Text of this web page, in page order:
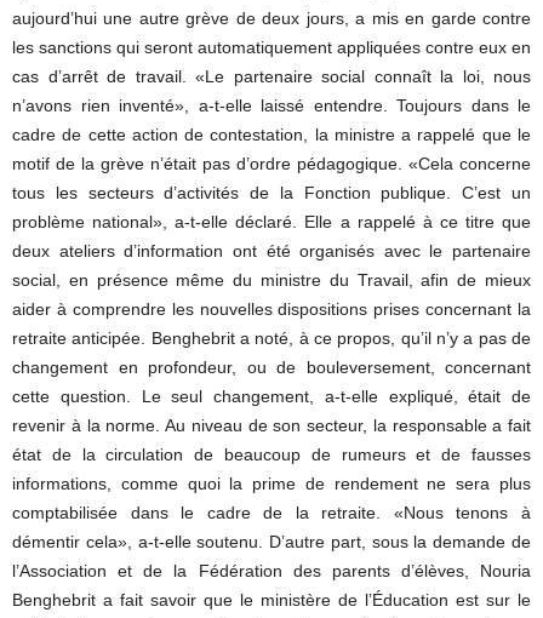
aujourd’hui une autre grève de deux jours, a mis en garde contre
les sanctions qui seront automatiquement appliquées contre eux en
cas d’arrêt de travail. «Le partenaire social connaît la loi, nous
n’avons rien inventé», a-t-elle laissé entendre. Toujours dans le
cadre de cette action de contestation, la ministre a rappelé que le
motif de la grève n’était pas d’ordre pédagogique. «Cela concerne
tous les secteurs d’activités de la Fonction publique. C’est un
problème national», a-t-elle déclaré. Elle a rappelé à ce titre que
deux ateliers d’information ont été organisés avec le partenaire
social, en présence même du ministre du Travail, afin de mieux
aider à comprendre les nouvelles dispositions prises concernant la
retraite anticipée. Benghebrit a noté, à ce propos, qu’il n’y a pas de
changement en profondeur, ou de bouleversement, concernant
cette question. Le seul changement, a-t-elle expliqué, était de
revenir à la norme. Au niveau de son secteur, la responsable a fait
état de la circulation de beaucoup de rumeurs et de fausses
informations, comme quoi la prime de rendement ne sera plus
comptabilisée dans le cadre de la retraite. «Nous tenons à
démentir cela», a-t-elle soutenu. D’autre part, sous la demande de
l’Association et de la Fédération des parents d’élèves, Nouria
Benghebrit a fait savoir que le ministère de l’Éducation est sur le